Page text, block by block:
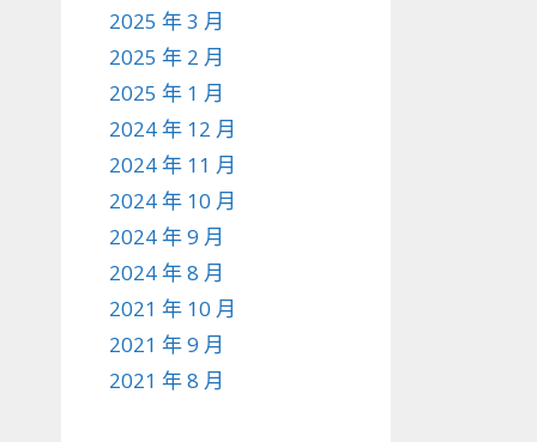
2025 年 3 月
2025 年 2 月
2025 年 1 月
2024 年 12 月
2024 年 11 月
2024 年 10 月
2024 年 9 月
2024 年 8 月
2021 年 10 月
2021 年 9 月
2021 年 8 月